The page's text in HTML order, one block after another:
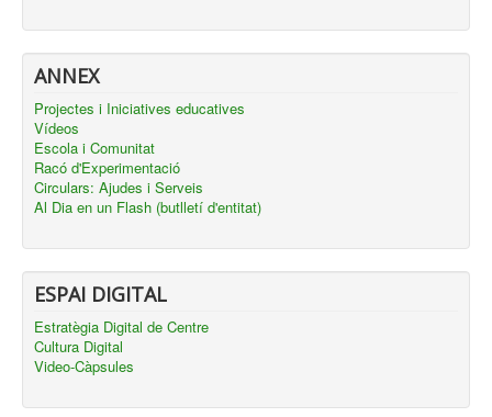
ANNEX
Projectes i Iniciatives educatives
Vídeos
Escola i Comunitat
Racó d'Experimentació
Circulars: Ajudes i Serveis
Al Dia en un Flash (butlletí d'entitat)
ESPAI DIGITAL
Estratègia Digital de Centre
Cultura Digital
Video-Càpsules